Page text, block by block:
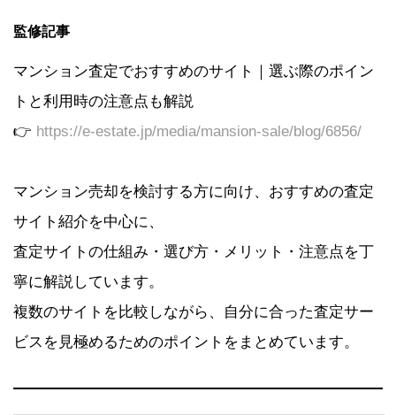
監修記事
マンション査定でおすすめのサイト｜選ぶ際のポイン
トと利用時の注意点も解説
👉 https://e-estate.jp/media/mansion-sale/blog/6856/
マンション売却を検討する方に向け、おすすめの査定
サイト紹介を中心に、
査定サイトの仕組み・選び方・メリット・注意点を丁
寧に解説しています。
複数のサイトを比較しながら、自分に合った査定サー
ビスを見極めるためのポイントをまとめています。